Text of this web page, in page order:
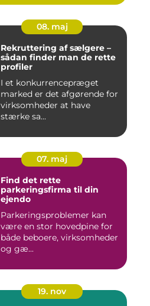
08. maj
Rekruttering af sælgere –
sådan finder man de rette
profiler
I et konkurrencepræget
marked er det afgørende for
virksomheder at have
stærke sa...
07. maj
Find det rette
parkeringsfirma til din
ejendo
Parkeringsproblemer kan
være en stor hovedpine for
både beboere, virksomheder
og gæ...
19. nov